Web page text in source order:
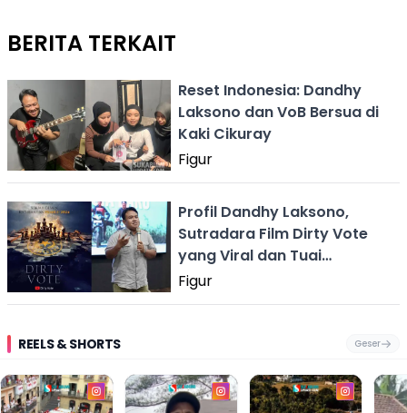
BERITA TERKAIT
Reset Indonesia: Dandhy
Laksono dan VoB Bersua di
Kaki Cikuray
Figur
Profil Dandhy Laksono,
Sutradara Film Dirty Vote
yang Viral dan Tuai
Kontroversi
Figur
REELS & SHORTS Geser